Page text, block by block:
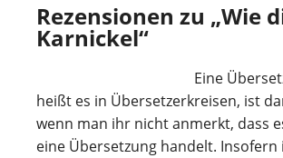
Rezensionen zu „Wie
Karnickel“
Eine
heißt es in Übersetzerkreisen, ist
wenn man ihr nicht anmerkt, dass
eine Übersetzung handelt. Insofern